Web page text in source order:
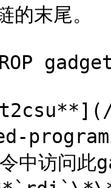
的末尾。
中访问